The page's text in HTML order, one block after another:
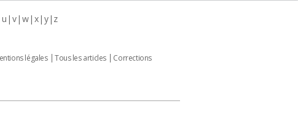
u v w x y z
légales Tous les articles
Corrections